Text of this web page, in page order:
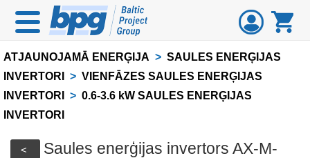
ATJAUNOJAMĀ ENERĢIJA > SAULES ENERĢIJAS
INVERTORI
> VIENFĀZES SAULES ENERĢIJAS
INVERTORI
> 0.6-3.6 kW SAULES ENERĢIJAS
INVERTORI
<
Saules enerģijas invertors AX-M-